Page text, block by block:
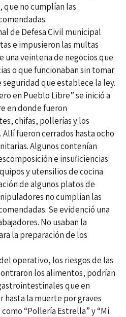
que no cumplían las
de Defesa Civil municipal
e impusieron las multas
una veintena de negocios que
o que funcionaban sin tomar
que establece la ley.
en Pueblo Libre” se inició a
en donde fueron
chifas, pollerías y los
fueron cerrados hasta ocho
Algunos contenían
e insuficiencias
y utensilios de cocina
de algunos platos de
no cumplían las
Se evidenció una
No usaban la
la preparación de los
operativo, los riesgos de las
los alimentos, podrían
que en
hasta la muerte por graves
“Pollería Estrella” y “Mi